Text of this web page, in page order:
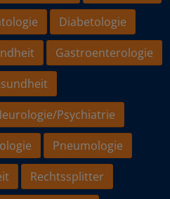
Diabetologie
Gastroenterologie
Psychiatrie
Pneumologie
Rechtssplitter